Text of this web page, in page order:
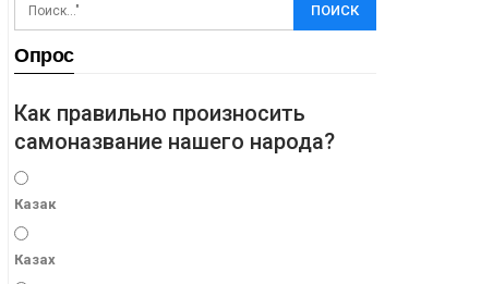
Опрос
Как правильно произносить
самоназвание нашего народа?
Казак
Казах